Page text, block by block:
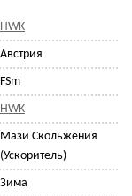
HWK
Австрия
FSm
HWK
Мази Скольжения
(Ускоритель)
Зима